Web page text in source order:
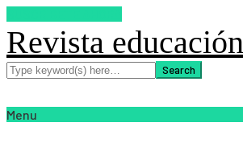
Revista
Menu